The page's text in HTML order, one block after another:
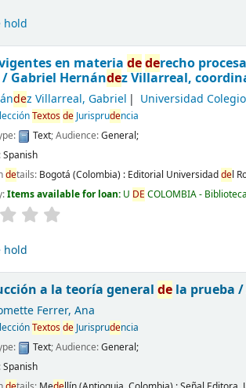
hold
en materiadederecho
/ Gabriel Hernández Villarreal,
dez Villarreal, Gabriel Universidad
Textosde Jurisprudencia
Text; Audience:General;
Spanish
details: Bogotá (Colombia) : Editorial Universidaddel
Items available for loan: U DE COLOMBIA - Biblioteca
hold
a la teoría generalde la prueba
Ferrer, Ana
Textosde Jurisprudencia
Text; Audience:General;
Spanish